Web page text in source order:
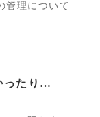
管理について
ったり…